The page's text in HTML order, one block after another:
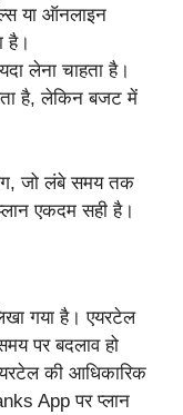
या ऑनलाइन
है।
लेना चाहता है।
है, लेकिन बजट में
जो लंबे समय तक
एकदम सही है।
गया है। एयरटेल
पर बदलाव हो
की आधिकारिक
App पर प्लान